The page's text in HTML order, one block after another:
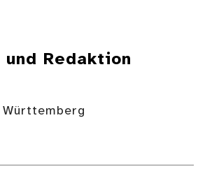
und Redaktion
Württemberg